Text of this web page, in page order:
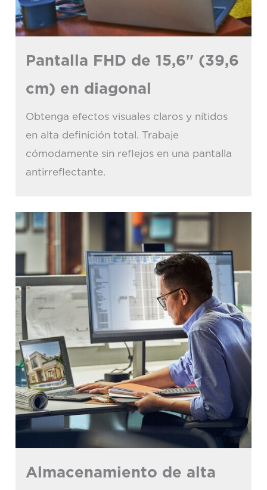
Pantalla FHD de 15,6" (39,6
cm) en diagonal
Obtenga efectos visuales claros y nítidos
en alta definición total. Trabaje
cómodamente sin reflejos en una pantalla
antirreflectante.
Almacenamiento de alta